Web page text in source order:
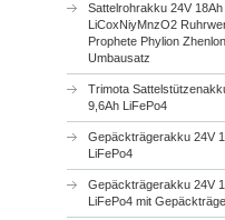
Sattelrohrakku 24V 18Ah
LiCoxNiyMnzO2
Prophete Phylion
Umbausatz
Trimota
9,6Ah LiFePo4
Gepäckträgerakku 24V
LiFePo4
Gepäckträgerakku 24V
LiFePo4 mit